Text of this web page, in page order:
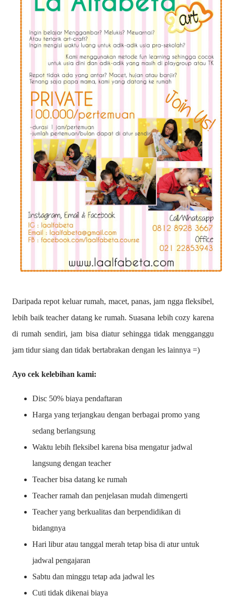
Daripada repot keluar rumah, macet, panas, jam ngga fleksibel,
lebih baik teacher datang ke rumah. Suasana lebih cozy karena
di rumah sendiri, jam bisa diatur sehingga tidak mengganggu
jam tidur siang dan tidak bertabrakan dengan les lainnya =)
Ayo cek kelebihan kami:
Disc 50% biaya pendaftaran
Harga yang terjangkau dengan berbagai promo yang
sedang berlangsung
Waktu lebih fleksibel karena bisa mengatur jadwal
langsung dengan teacher
Teacher bisa datang ke rumah
Teacher ramah dan penjelasan mudah dimengerti
Teacher yang berkualitas dan berpendidikan di
bidangnya
Hari libur atau tanggal merah tetap bisa di atur untuk
jadwal pengajaran
Sabtu dan minggu tetap ada jadwal les
Cuti tidak dikenai biaya